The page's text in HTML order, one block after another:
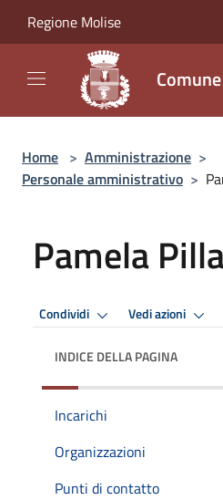
Regione Molise
Home > Amministrazione >
Personale amministrativo >
Pamela
Condividi Vedi azioni
INDICE DELLA PAGINA
Incarichi
Organizzazioni
Punti di contatto